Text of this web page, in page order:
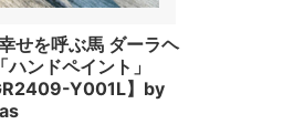
せを呼ぶ馬 ダーラヘ
ンドペイント」
Y001L】by